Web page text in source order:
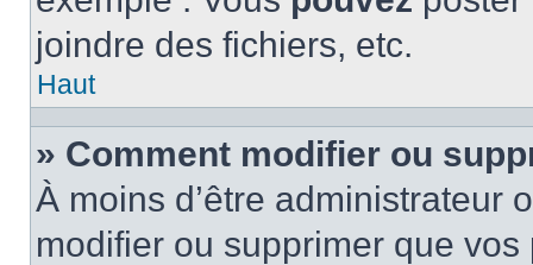
joindre des fichiers, etc.
Haut
» Comment modifier ou
À moins d’être administrateur
modifier ou supprimer que